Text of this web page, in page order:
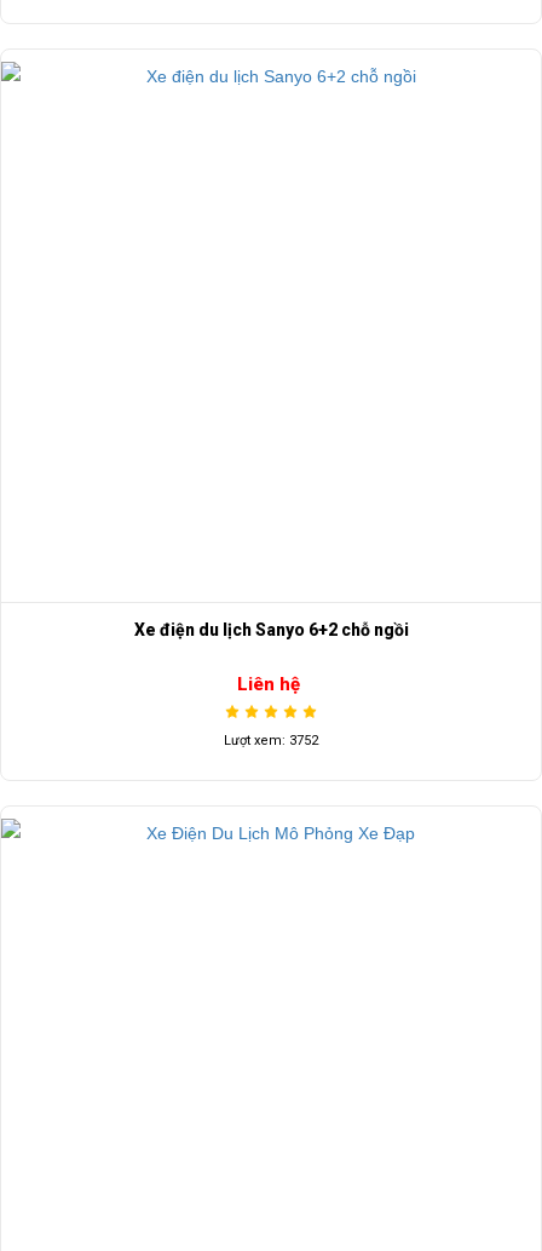
Xe điện du lịch Sanyo 6+2 chỗ ngồi
Liên hệ
Lượt xem: 3752